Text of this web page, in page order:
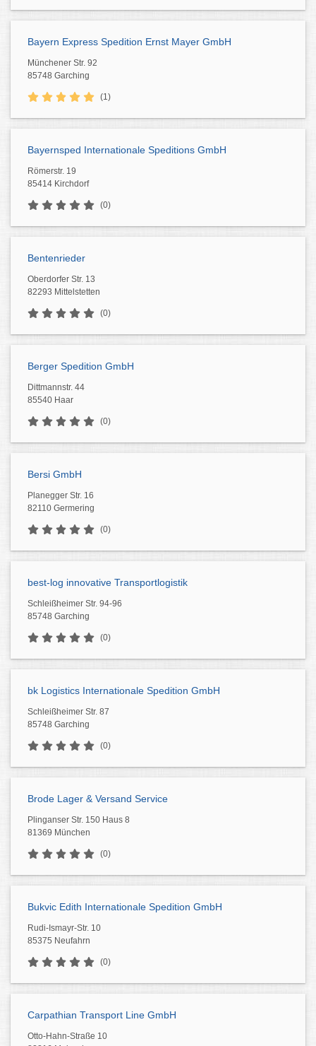
Bayern Express Spedition Ernst Mayer GmbH
Münchener Str. 92
85748 Garching
(1)
Bayernsped Internationale Speditions GmbH
Römerstr. 19
85414 Kirchdorf
(0)
Bentenrieder
Oberdorfer Str. 13
82293 Mittelstetten
(0)
Berger Spedition GmbH
Dittmannstr. 44
85540 Haar
(0)
Bersi GmbH
Planegger Str. 16
82110 Germering
(0)
best-log innovative Transportlogistik
Schleißheimer Str. 94-96
85748 Garching
(0)
bk Logistics Internationale Spedition GmbH
Schleißheimer Str. 87
85748 Garching
(0)
Brode Lager & Versand Service
Plinganser Str. 150 Haus 8
81369 München
(0)
Bukvic Edith Internationale Spedition GmbH
Rudi-Ismayr-Str. 10
85375 Neufahrn
(0)
Carpathian Transport Line GmbH
Otto-Hahn-Straße 10